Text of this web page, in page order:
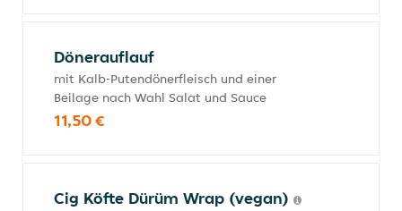
Dönerauflauf
mit Kalb-Putendönerfleisch und einer
Beilage nach Wahl Salat und Sauce
11,50 €
Cig Köfte Dürüm Wrap (vegan)